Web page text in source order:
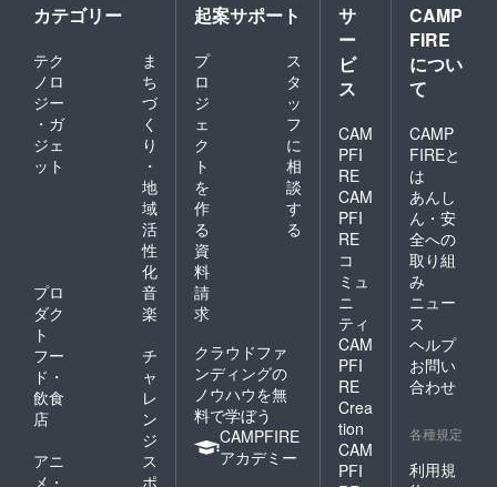
カテゴリー
テク
ノロ
ジー
・ガ
ジェ
ット
ま
ち
づ
く
り
・
地
域
活
性
化
プロ
ダク
ト
音
楽
フー
ド・
飲食
店
チ
ャ
レ
ン
ジ
アニ
メ・
ス
ポ
起案サポート
プ
ロ
ジ
ェ
ク
ト
を
作
る
ス
タ
ッ
フ
に
相
談
す
る
資
料
請
求
クラウドファ
ンディングの
ノウハウを無
料で学ぼう
CAMPFIRE
アカデミー
サ
ー
ビ
ス
CAM
PFI
RE
CAM
PFI
RE
コ
ミュ
ニ
ティ
CAM
PFI
RE
Crea
tion
CAM
PFI
CAMP
FIRE
につい
て
CAMP
FIREと
は
あんし
ん・安
全への
取り組
み
ニュー
ス
ヘルプ
お問い
合わせ
各種規定
利用規